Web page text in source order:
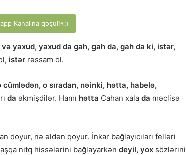
Kanalına qoşul!👈
yaxud, yaxud da gah, gah da, gah da ki, istər,
istər rəssam ol.
cümlədən, o sıradan, nəinki, hətta, habelə,
da əkmişdilər. Hamı hətta Cahan xala da məclisə
doyur, nə əldən qoyur. İnkar bağlayıcıları felləri
nitq hissələrini bağlayarkən deyil, yox sözlərini